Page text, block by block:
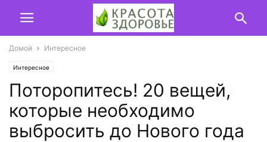
Домой Интересное
Интересное
Поторопитесь! 20 вещей,
которые необходимо
выбросить до Нового года